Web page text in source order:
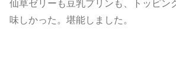
仙草ゼリーも豆乳プリンも、トッピン
味しかった。堪能しました。